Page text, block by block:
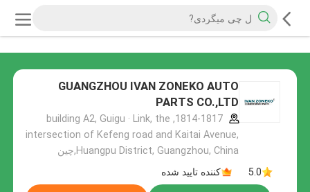
GUANGZHOU IVAN ZONEKO AUTO
PARTS CO.,LTD
1814-1817, building A2, Guigu · Link, the
intersection of Kefeng road and Kaitai Avenue,
Huangpu District, Guangzhou, China,چین
5.0
کننده تایید شده